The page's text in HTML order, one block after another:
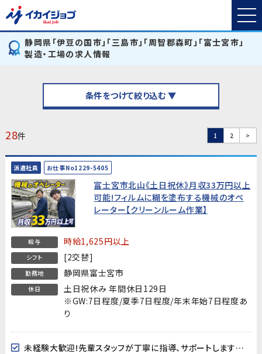
静岡県「伊豆の国市」「三島市」「周智郡森町」「富士宮市」
製造・工場の求人情報
条件をつけて絞り込む ▼
28件 1 2 >
派遣社員 お仕事No1229-5405
富士宮市北山《土日祝休》月収33万円以上
可能!フィルムに糊を塗布する機械のオペ
レーター【クリーンルーム作業】
給与 時給1,625円以上
シフト [2交替]
勤務地 静岡県富士宮市
休日
土日祝休み 年間休日129日
※GW:7日程度/夏季7日程度/年末年始7日程度あ
り
未経験大歓迎!先輩スタッフが丁寧に指導、サポートしますので安心してスタートできます!